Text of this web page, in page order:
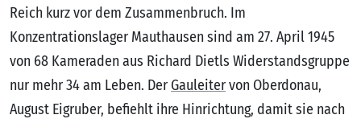
Reich kurz vor dem Zusammenbruch. Im
Konzentrationslager Mauthausen sind am 27. April 1945
von 68 Kameraden aus Richard Dietls Widerstandsgruppe
nur mehr 34 am Leben. Der Gauleitervon Oberdonau,
August Eigruber, befiehlt ihre Hinrichtung, damit sie nach